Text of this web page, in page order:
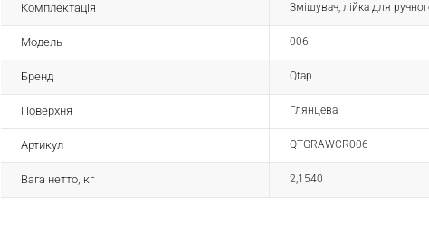
Комплектація Змішувач, лійка для
Модель 006
Бренд Qtap
Поверхня Глянцева
Артикул QTGRAWCR006
Вага нетто, кг 2,1540